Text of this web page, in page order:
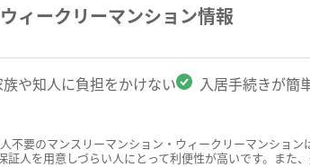
ィークリーマンション情報
族や知人に負担をかけない 入居手続きが簡
要のマンスリーマンション・ウィークリーマンション
人を用意しづらい人にとって利便性が高いです。また